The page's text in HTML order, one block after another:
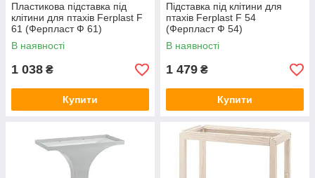
Пластикова підставка під
клітини для птахів Ferplast F
61 (Ферпласт Ф 61)
В наявності
1 038 ₴
Купити
Підставка під клітини для
птахів Ferplast F 54
(Ферпласт Ф 54)
В наявності
1 479 ₴
Купити